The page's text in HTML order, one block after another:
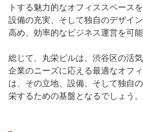
トする魅力的なオフィススペース
設備の充実、そして独自のデザイ
高め、効率的なビジネス運営を可能
総じて、丸栄ビルは、渋谷区の活
企業のニーズに応える最適なオフ
は、その立地、設備、そして独自
栄するための基盤となるでしょう。